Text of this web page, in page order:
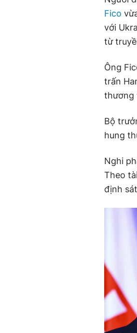
Fico
với
từ
Ông
trấn
thương
Bộ
hung
Nghi
Theo
định